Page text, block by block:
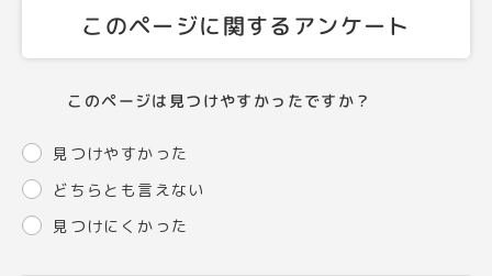
このページに関するアンケート
このページは見つけやすかったですか？
見つけやすかった
どちらとも言えない
見つけにくかった